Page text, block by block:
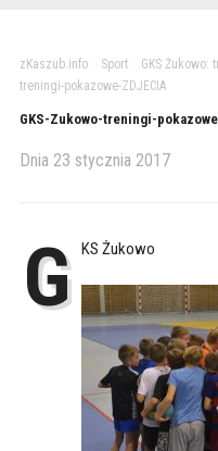
zKaszub.info> Sport> GKS Żukowo:
treningi-pokazowe-ZDJECIA
GKS-Zukowo-treningi-
Dnia 23 stycznia 2017
G KS Żukowo